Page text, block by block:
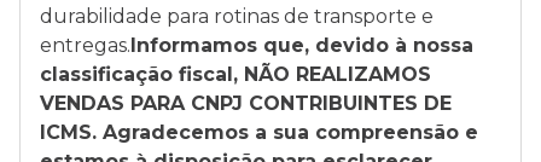
durabilidade para rotinas de transporte e
entregas.Informamos que, devido à nossa
classificação fiscal, NÃO REALIZAMOS
VENDAS PARA CNPJ CONTRIBUINTES DE
ICMS. Agradecemos a sua compreensão e